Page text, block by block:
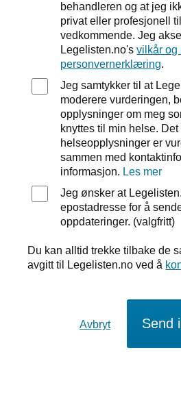
behandleren og at jeg
privat eller profesjonell
vedkommende. Jeg
Legelisten.no'svilkår og
personvernerklæring.
Jeg samtykker til at
moderere vurderingen,
opplysninger om meg
knyttes til min helse.
helseopplysninger er
sammen med
informasjon. Les mer
Jeg ønsker at
epostadresse for å
oppdateringer. (valgfritt)
Du kan alltid trekke tilbake de
avgitt til Legelisten.no ved å
Avbryt Send